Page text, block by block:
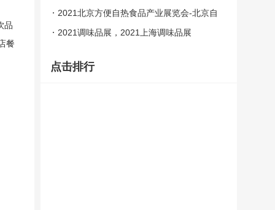
品
餐
览会
2021北京方便自热食品产业展览会-北京自
热食品展
2021调味品展，2021上海调味品展
点击排行